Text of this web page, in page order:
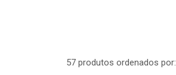
57 produtos ordenados por: